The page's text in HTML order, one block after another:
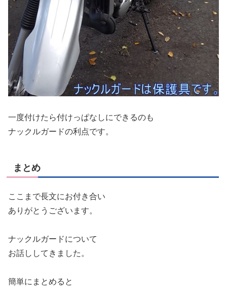
一度付けたら付けっぱなしにできるのも
ナックルガードの利点です。
まとめ
ここまで長文にお付き合い
ありがとうございます。
ナックルガードについて
お話ししてきました。
簡単にまとめると